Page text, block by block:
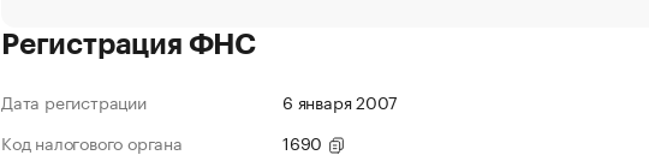
Регистрация ФНС
Дата регистрации
6 января 2007
Код налогового органа
1690